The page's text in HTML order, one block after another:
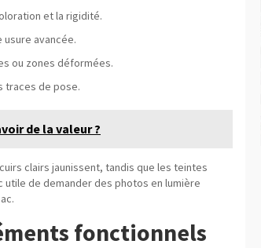
et la rigidité.
usure avancée.
ou zones déformées.
traces de pose.
de la valeur ?
clairs jaunissent, tandis que les teintes
de demander des photos en lumière
fonctionnels